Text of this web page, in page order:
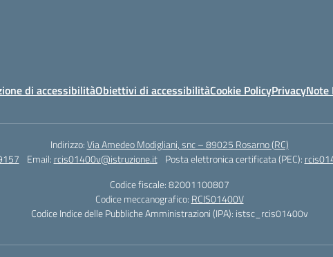
di accessibilitàObiettivi di accessibilitàCookie PolicyPrivacyNote
Indirizzo:Via Amedeo Modigliani, snc – 89025 Rosarno (RC)
Email: rcis01400v@istruzione.it Posta elettronica certificata (PEC):
Codice fiscale: 82001100807
Codice meccanografico: RCIS01400V
Codice Indice delle Pubbliche Amministrazioni (IPA): istsc_rcis01400v